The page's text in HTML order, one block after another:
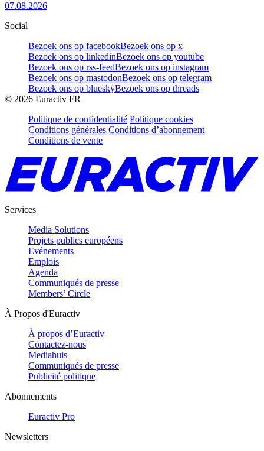
07.08.2026
Social
Bezoek ons op facebookBezoek ons op x
Bezoek ons op linkedinBezoek ons op youtube
Bezoek ons op rss-feedBezoek ons op instagram
Bezoek ons op mastodonBezoek ons op telegram
Bezoek ons op blueskyBezoek ons op threads
© 2026 Euractiv FR
Politique de confidentialité Politique cookies
Conditions générales Conditions d’abonnement
Conditions de vente
Services
Media Solutions
Projets publics européens
Evénements
Emplois
Agenda
Communiqués de presse
Members’ Circle
À Propos d'Euractiv
À propos d’Euractiv
Contactez-nous
Mediahuis
Communiqués de presse
Publicité politique
Abonnements
Euractiv Pro
Newsletters